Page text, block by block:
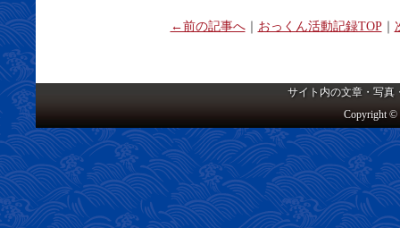
←前の記事へ｜ おっくん活動記録TOP｜
サイト内の文章・写真
Copyright ©